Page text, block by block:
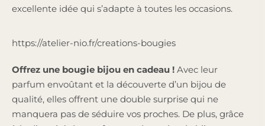
excellente idée qui s’adapte à toutes les occasions.
https://atelier-nio.fr/creations-bougies
Offrez une bougie bijou en cadeau ! Avec leur
parfum envoûtant et la découverte d’un bijou de
qualité, elles offrent une double surprise qui ne
manquera pas de séduire vos proches. De plus, grâce